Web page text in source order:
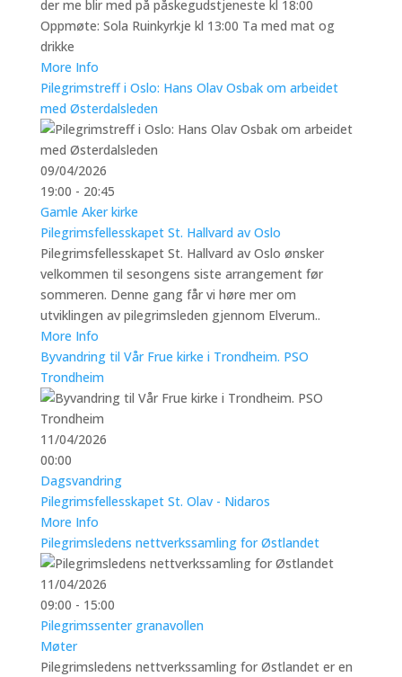
der me blir med på påskegudstjeneste kl 18:00
Oppmøte: Sola Ruinkyrkje kl 13:00 Ta med mat og
drikke
More Info
Pilegrimstreff i Oslo: Hans Olav Osbak om arbeidet
med Østerdalsleden
09/04/2026
19:00 - 20:45
Gamle Aker kirke
Pilegrimsfellesskapet St. Hallvard av Oslo
Pilegrimsfellesskapet St. Hallvard av Oslo ønsker
velkommen til sesongens siste arrangement før
sommeren. Denne gang får vi høre mer om
utviklingen av pilegrimsleden gjennom Elverum..
More Info
Byvandring til Vår Frue kirke i Trondheim. PSO
Trondheim
11/04/2026
00:00
Dagsvandring
Pilegrimsfellesskapet St. Olav - Nidaros
More Info
Pilegrimsledens nettverkssamling for Østlandet
11/04/2026
09:00 - 15:00
Pilegrimssenter granavollen
Møter
Pilegrimsledens nettverkssamling for Østlandet er en